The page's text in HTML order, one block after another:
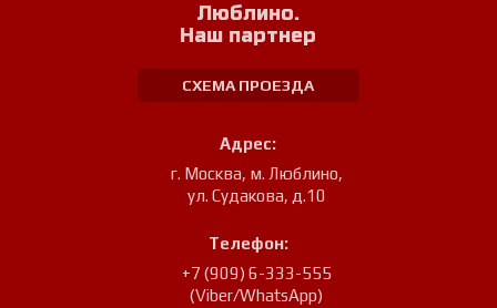
Люблино.
Наш партнер
СХЕМА ПРОЕЗДА
Адрес:
г. Москва, м. Люблино,
ул. Судакова, д.10
Телефон:
+7 (909) 6-333-555
(Viber/WhatsApp)